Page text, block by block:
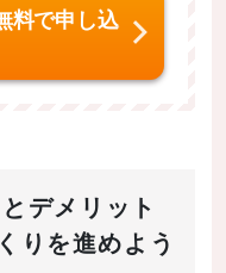
料で申し込
デメリット
りを進めよう